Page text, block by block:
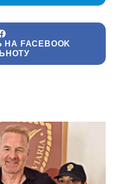
FACEBOOK